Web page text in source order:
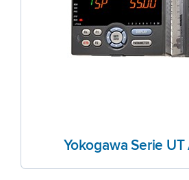
Yokogawa Serie